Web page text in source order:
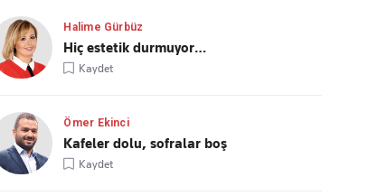
Halime Gürbüz
Hiç estetik durmuyor…
Kaydet
Ömer Ekinci
Kafeler dolu, sofralar boş
Kaydet